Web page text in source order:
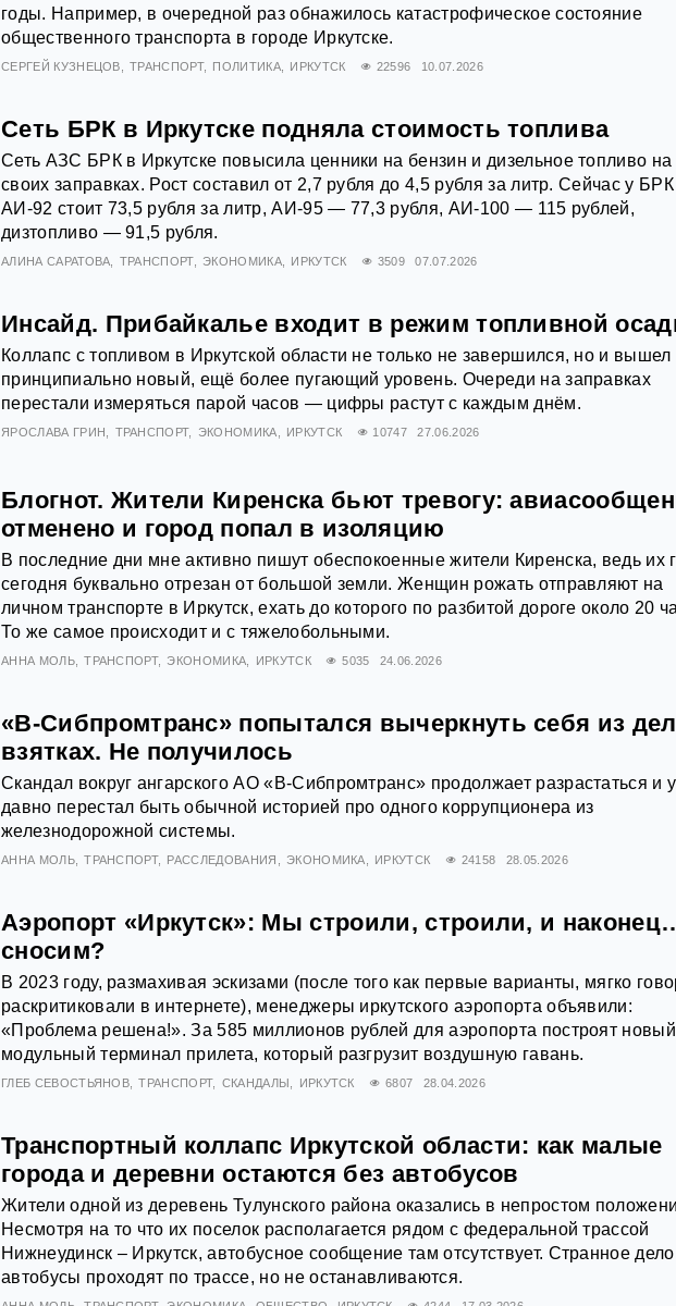
годы. Например, в очередной раз обнажилось катастрофическое состояние
общественного транспорта в городе Иркутске.
СЕРГЕЙ КУЗНЕЦОВ ТРАНСПОРТ ПОЛИТИКА ИРКУТСК 22596 10.07.2026
Сеть БРК в Иркутске подняла стоимость топлива
Сеть АЗС БРК в Иркутске повысила ценники на бензин и дизельное топливо на
своих заправках. Рост составил от 2,7 рубля до 4,5 рубля за литр. Сейчас у БРК
АИ‑92 стоит 73,5 рубля за литр, АИ‑95 — 77,3 рубля, АИ‑100 — 115 рублей,
дизтопливо — 91,5 рубля.
АЛИНА САРАТОВА ТРАНСПОРТ ЭКОНОМИКА ИРКУТСК 3509 07.07.2026
Инсайд. Прибайкалье входит в режим топливной
Коллапс с топливом в Иркутской области не только не завершился, но и вышел
принципиально новый, ещё более пугающий уровень. Очереди на заправках
перестали измеряться парой часов — цифры растут с каждым днём.
ЯРОСЛАВА ГРИН ТРАНСПОРТ ЭКОНОМИКА ИРКУТСК 10747 27.06.2026
Блогнот. Жители Киренска бьют тревогу:
отменено и город попал в изоляцию
В последние дни мне активно пишут обеспокоенные жители Киренска, ведь их
сегодня буквально отрезан от большой земли. Женщин рожать отправляют на
личном транспорте в Иркутск, ехать до которого по разбитой дороге около 20
То же самое происходит и с тяжелобольными.
АННА МОЛЬ ТРАНСПОРТ ЭКОНОМИКА ИРКУТСК 5035 24.06.2026
«В-Сибпромтранс» попытался вычеркнуть себя из
взятках. Не получилось
Скандал вокруг ангарского АО «В-Сибпромтранс» продолжает разрастаться и
давно перестал быть обычной историей про одного коррупционера из
железнодорожной системы.
АННА МОЛЬ ТРАНСПОРТ РАССЛЕДОВАНИЯ ЭКОНОМИКА ИРКУТСК 24158 28.05.2026
Аэропорт «Иркутск»: Мы строили, строили, и
сносим?
В 2023 году, размахивая эскизами (после того как первые варианты, мягко
раскритиковали в интернете), менеджеры иркутского аэропорта объявили:
«Проблема решена!». За 585 миллионов рублей для аэропорта построят новый
модульный терминал прилета, который разгрузит воздушную гавань.
ГЛЕБ СЕВОСТЬЯНОВ ТРАНСПОРТ СКАНДАЛЫ ИРКУТСК 6807 28.04.2026
Транспортный коллапс Иркутской области: как малые
города и деревни остаются без автобусов
Жители одной из деревень Тулунского района оказались в непростом
Несмотря на то что их поселок располагается рядом с федеральной трассой
Нижнеудинск – Иркутск, автобусное сообщение там отсутствует. Странное
автобусы проходят по трассе, но не останавливаются.